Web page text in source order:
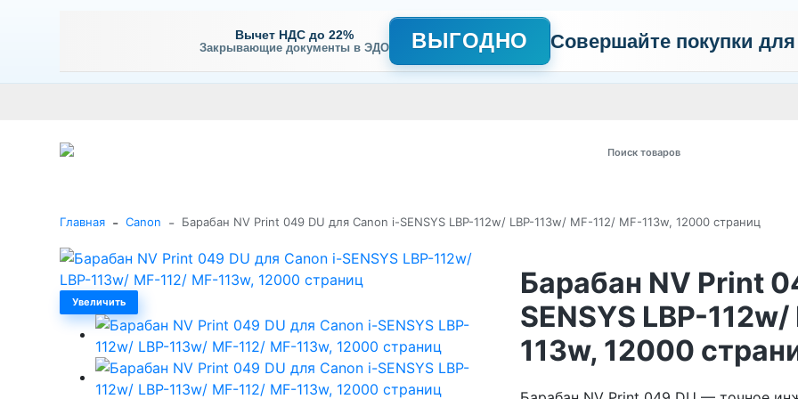
Вычет НДС до 22%
Закрывающие документы в ЭДО ВЫГОДНО Совершайте покупки
Главная - Canon - Барабан NV Print 049 DU для Canon i-SENSYS LBP-112w/ LBP-113w/ MF-112/ MF-113w, 12000 страниц
Увеличить
Барабан NV Print
SENSYS LBP-
113w, 12000